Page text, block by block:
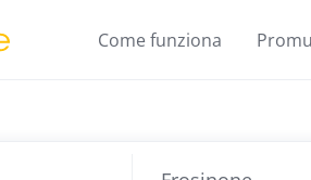
Come funziona